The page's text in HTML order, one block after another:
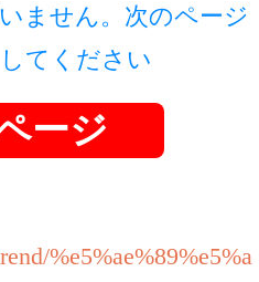
ません。次のページ
てください
ージ
%e5%ae%89%e5%a